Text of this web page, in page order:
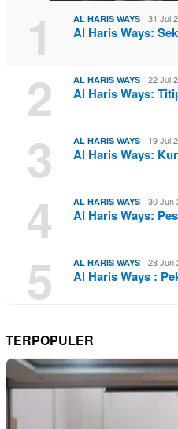
1 AL HARIS WAYS 31 Jul
Al Haris Ways:
2 AL HARIS WAYS 22 Jul
Al Haris Ways:
3 AL HARIS WAYS 19 Jul
Al Haris Ways:
4 AL HARIS WAYS 30 Jun
Al Haris Ways:
5 AL HARIS WAYS 28 Jun
Al Haris Ways :
TERPOPULER